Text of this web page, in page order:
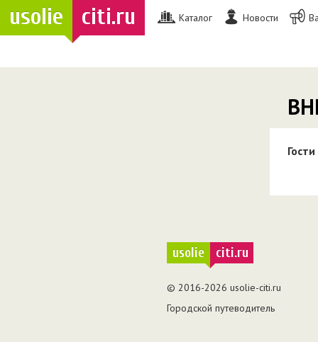
usolie citi.ru Каталог Новости
Гости
usolie citi.ru
© 2016-2026 usolie-citi.ru
Городской путеводитель